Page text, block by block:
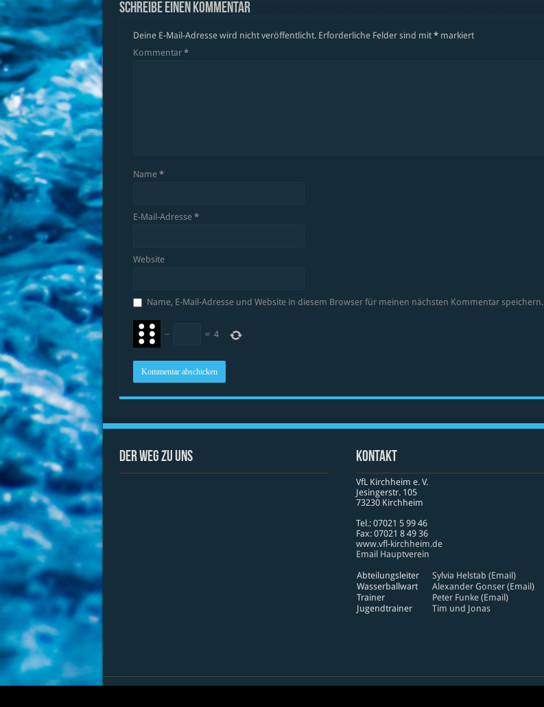
Schreibe einen Kommentar
Deine E-Mail-Adresse wird nicht veröffentlicht. Erforderliche Felder sind mit *markiert
Kommentar *
Name *
E-Mail-Adresse *
Website
Name, E-Mail-Adresse und Website in diesem Browser für meinen nächsten Kommentar speichern.
− = 4
Der Weg zu uns Kontakt
VfL Kirchheim e. V.
Jesinger­str. 105
73230 Kirch­heim
Tel.: 07021 5 99 46
Fax: 07021 8 49 36
www​.vfl​-kirch​heim​.de
Email Hauptverein
Abteilungsleiter
Sylvia Helstab (Email)
Wasserballwart
Alexander Gonser (Email)
Trainer
Peter Funke (Email)
Jugendtrainer
Tim und Jonas